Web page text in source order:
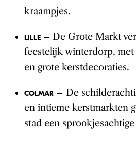
kraampjes.
LILLE– De Grote Markt
feestelijk winterdorp,
en grote kerstdecoraties.
COLMAR– De
en intieme kerstmarkten
stad een